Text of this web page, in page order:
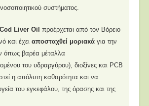
συστήματος.
Liver Oil προέρχεται από τον Βόρειο
και έχει αποσταχθεί μοριακά για την
όπως βαρέα μέταλλα
του υδραργύρου), διοξίνες και PCB
η απόλυτη καθαρότητα και να
του εγκεφάλου, της όρασης και της